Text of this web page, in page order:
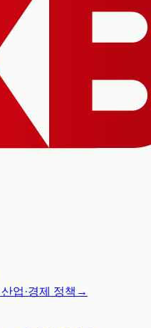
산업·경제 정책 →